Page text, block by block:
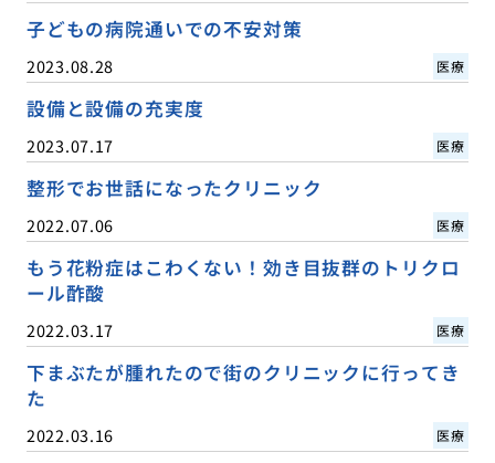
子どもの病院通いでの不安対策
2023.08.28 医療
設備と設備の充実度
2023.07.17 医療
整形でお世話になったクリニック
2022.07.06 医療
もう花粉症はこわくない！効き目抜群のトリクロ
ール酢酸
2022.03.17 医療
下まぶたが腫れたので街のクリニックに行ってき
た
2022.03.16 医療